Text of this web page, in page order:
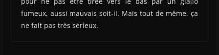
fumeux, aussi mauvais soit-il. Mais tout de même, ça
ne fait pas très sérieux.